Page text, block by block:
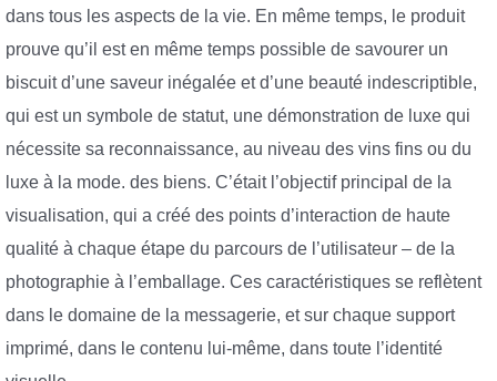
dans tous les aspects de la vie. En même temps, le produit
prouve qu’il est en même temps possible de savourer un
biscuit d’une saveur inégalée et d’une beauté indescriptible,
qui est un symbole de statut, une démonstration de luxe qui
nécessite sa reconnaissance, au niveau des vins fins ou du
luxe à la mode. des biens. C’était l’objectif principal de la
visualisation, qui a créé des points d’interaction de haute
qualité à chaque étape du parcours de l’utilisateur – de la
photographie à l’emballage. Ces caractéristiques se reflètent
dans le domaine de la messagerie, et sur chaque support
imprimé, dans le contenu lui-même, dans toute l’identité